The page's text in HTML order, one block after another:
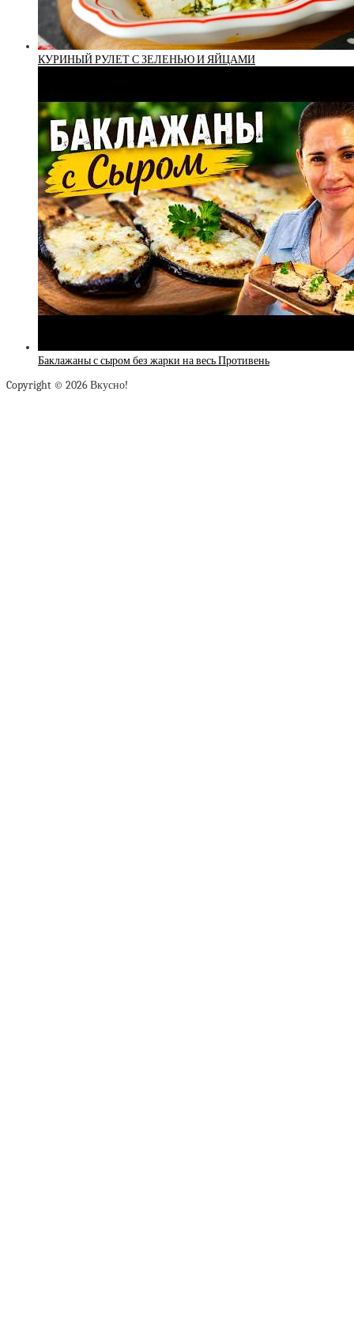
КУРИНЫЙ РУЛЕТ С ЗЕЛЕНЬЮ И ЯЙЦАМИ
Баклажаны с сыром без жарки на весь Противень
Copyright © 2026 Вкусно!